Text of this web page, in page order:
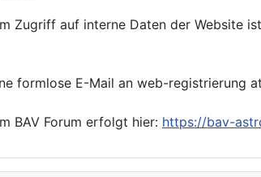
Zugriff auf interne Daten der Website
formlose E-Mail an web-registrierung
BAV Forum erfolgt hier: https://bav-